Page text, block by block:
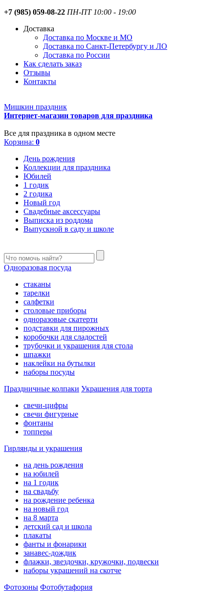
+7 (985) 059-08-22 ПН-ПТ 10:00 - 19:00
Доставка
Доставка по Москве и МО
Доставка по Санкт-Петербургу и ЛО
Доставка по России
Как сделать заказ
Отзывы
Контакты
Мишкин праздник
Интернет-магазин товаров для праздника
Все для праздника в одном месте
Корзина: 0
День рождения
Коллекции для праздника
Юбилей
1 годик
2 годика
Новый год
Свадебные аксессуары
Выписка из роддома
Выпускной в саду и школе
Одноразовая посуда
стаканы
тарелки
салфетки
столовые приборы
одноразовые скатерти
подставки для пирожных
коробочки для сладостей
трубочки и украшения для стола
шпажки
наклейки на бутылки
наборы посуды
Праздничные колпаки Украшения для торта
свечи-цифры
свечи фигурные
фонтаны
топперы
Гирлянды и украшения
на день рождения
на юбилей
на 1 годик
на свадьбу
на рождение ребенка
на новый год
на 8 марта
детский сад и школа
плакаты
фанты и фонарики
занавес-дождик
флажки, звездочки, кружочки, подвески
наборы украшений на скотче
Фотозоны Фотобутафория